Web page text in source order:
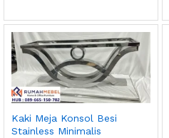
Kaki Meja Konsol Besi
Stainless Minimalis